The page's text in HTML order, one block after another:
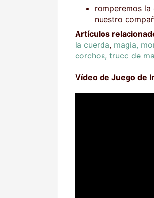
romperemos
nuestro
Artículos
la cuerda, magia,
corchos, truco de
Vídeo de Juego de